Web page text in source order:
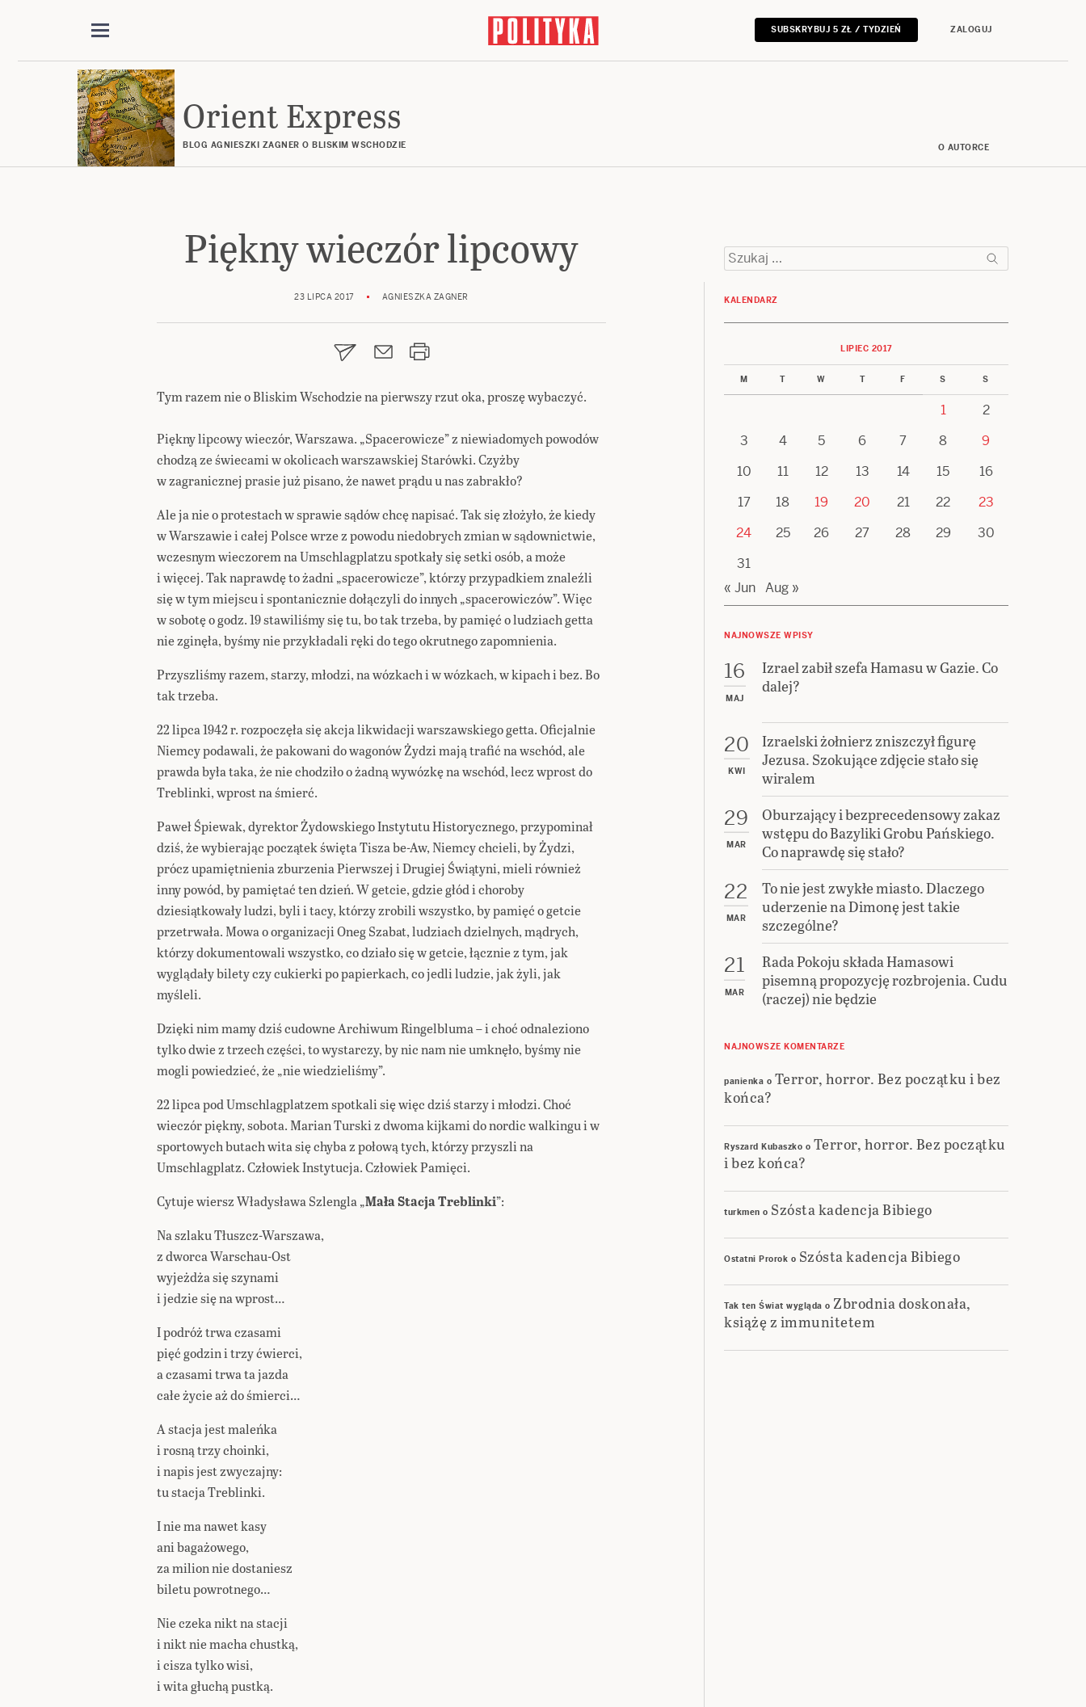
SUBSKRYBUJ 5 ZŁ / TYDZIEŃ ZALOGUJ
Orient Express
BLOG AGNIESZKI ZAGNER O BLISKIM WSCHODZIE O AUTORCE
Piękny wieczór lipcowy
23 LIPCA 2017 AGNIESZKA ZAGNER
Tym razem nie o Bliskim Wschodzie na pierwszy rzut oka, proszę wybaczyć.
Piękny lipcowy wieczór, Warszawa. „Spacerowicze” z niewiadomych powodów
chodzą ze świecami w okolicach warszawskiej Starówki. Czyżby
w zagranicznej prasie już pisano, że nawet prądu u nas zabrakło?
Ale ja nie o protestach w sprawie sądów chcę napisać. Tak się złożyło, że kiedy
w Warszawie i całej Polsce wrze z powodu niedobrych zmian w sądownictwie,
wczesnym wieczorem na Umschlagplatzu spotkały się setki osób, a może
i więcej. Tak naprawdę to żadni „spacerowicze”, którzy przypadkiem znaleźli
się w tym miejscu i spontanicznie dołączyli do innych „spacerowiczów”. Więc
w sobotę o godz. 19 stawiliśmy się tu, bo tak trzeba, by pamięć o ludziach getta
nie zginęła, byśmy nie przykładali ręki do tego okrutnego zapomnienia.
Przyszliśmy razem, starzy, młodzi, na wózkach i w wózkach, w kipach i bez. Bo
tak trzeba.
22 lipca 1942 r. rozpoczęła się akcja likwidacji warszawskiego getta. Oficjalnie
Niemcy podawali, że pakowani do wagonów Żydzi mają trafić na wschód, ale
prawda była taka, że nie chodziło o żadną wywózkę na wschód, lecz wprost do
Treblinki, wprost na śmierć.
Paweł Śpiewak, dyrektor Żydowskiego Instytutu Historycznego, przypominał
dziś, że wybierając początek święta Tisza be-Aw, Niemcy chcieli, by Żydzi,
prócz upamiętnienia zburzenia Pierwszej i Drugiej Świątyni, mieli również
inny powód, by pamiętać ten dzień. W getcie, gdzie głód i choroby
dziesiątkowały ludzi, byli i tacy, którzy zrobili wszystko, by pamięć o getcie
przetrwała. Mowa o organizacji Oneg Szabat, ludziach dzielnych, mądrych,
którzy dokumentowali wszystko, co działo się w getcie, łącznie z tym, jak
wyglądały bilety czy cukierki po papierkach, co jedli ludzie, jak żyli, jak
myśleli.
Dzięki nim mamy dziś cudowne Archiwum Ringelbluma – i choć odnaleziono
tylko dwie z trzech części, to wystarczy, by nic nam nie umknęło, byśmy nie
mogli powiedzieć, że „nie wiedzieliśmy”.
22 lipca pod Umschlagplatzem spotkali się więc dziś starzy i młodzi. Choć
wieczór piękny, sobota. Marian Turski z dwoma kijkami do nordic walkingu i w
sportowych butach wita się chyba z połową tych, którzy przyszli na
Umschlagplatz. Człowiek Instytucja. Człowiek Pamięci.
Cytuje wiersz Władysława Szlengla „Mała Stacja Treblinki”:
Na szlaku Tłuszcz-Warszawa,
z dworca Warschau-Ost
wyjeżdża się szynami
i jedzie się na wprost…
I podróż trwa czasami
pięć godzin i trzy ćwierci,
a czasami trwa ta jazda
całe życie aż do śmierci…
A stacja jest maleńka
i rosną trzy choinki,
i napis jest zwyczajny:
tu stacja Treblinki.
I nie ma nawet kasy
ani bagażowego,
za milion nie dostaniesz
biletu powrotnego…
Nie czeka nikt na stacji
i nikt nie macha chustką,
i cisza tylko wisi,
i wita głuchą pustką.
Szukaj:
KALENDARZ
LIPIEC 2017
M T W T F S S
1
2
3
4 5 6 7 8
9
10
11 12 13 14 15
16
17
18 19 20 21 22
23
24
25 26 27 28 29
30
31
« Jun Aug »
NAJNOWSZE WPISY
16
MAJ
Izrael zabił szefa Hamasu w Gazie. Co
dalej?
20
KWI
Izraelski żołnierz zniszczył figurę
Jezusa. Szokujące zdjęcie stało się
wiralem
29
MAR
Oburzający i bezprecedensowy zakaz
wstępu do Bazyliki Grobu Pańskiego.
Co naprawdę się stało?
22
MAR
To nie jest zwykłe miasto. Dlaczego
uderzenie na Dimonę jest takie
szczególne?
21
MAR
Rada Pokoju składa Hamasowi
pisemną propozycję rozbrojenia. Cudu
(raczej) nie będzie
NAJNOWSZE KOMENTARZE
panienka o Terror, horror. Bez początku i bez
końca?
Ryszard Kubaszko o Terror, horror. Bez początku
i bez końca?
turkmen o Szósta kadencja Bibiego
Ostatni Prorok o Szósta kadencja Bibiego
Tak ten Świat wygląda o Zbrodnia doskonała,
książę z immunitetem